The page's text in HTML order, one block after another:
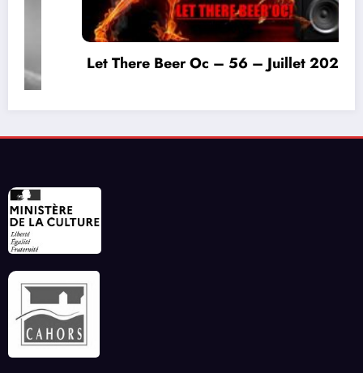
Let There Beer Oc – 56 – Juillet 2026